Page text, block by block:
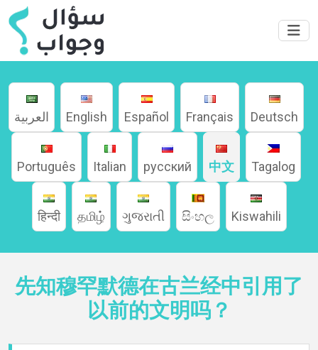
家
於
العربية English Español Français Deutsch
Português Italian русский 中文 Tagalog
हिन्दी தமிழ் ગુજરાતી සිංහල Kiswahili
先知穆罕默德在古兰经中引用了
以前的文明吗？